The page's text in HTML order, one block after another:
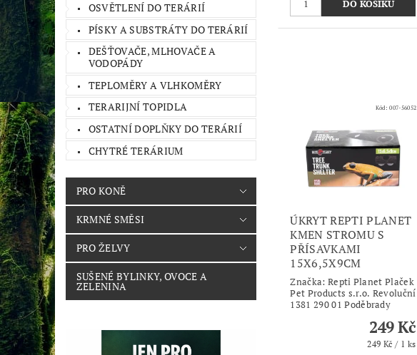
OSVĚTLENÍ DO TERÁRIÍ
PÍSKY A SUBSTRÁTY DO TERÁRIÍ
DEŠŤOVAČE, MLHOVAČE A
VODOPÁDY
TEPLOMĚRY A VLHKOMĚRY
TERARIJNÍ TOPIDLA
OSTATNÍ DOPLŇKY DO TERÁRIÍ
CHYTRÉ TERÁRIUM
PRO KONĚ
KRMNÉ SMĚSI
PRO ŽELVY
SUŠENÉ BYLINKY, OVOCE A
ZELENINA
Kód:007-56052
ÚKRYT REPTI PLANET
KMEN STROMU S
PŘÍSAVKAMI
15X6,5X9CM
Značka: Repti Planet Plaček
Pet Products s.r.o. Revoluční
1381 290 01 Poděbrady
249 Kč
249 Kč / 1 ks